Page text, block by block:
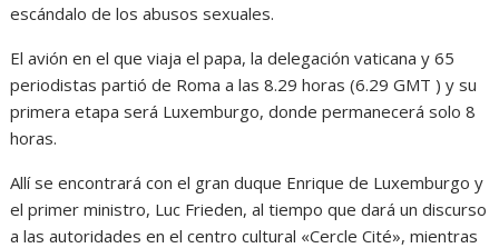
escándalo de los abusos sexuales.
El avión en el que viaja el papa, la delegación vaticana y 65
periodistas partió de Roma a las 8.29 horas (6.29 GMT ) y su
primera etapa será Luxemburgo, donde permanecerá solo 8
horas.
Allí se encontrará con el gran duque Enrique de Luxemburgo y
el primer ministro, Luc Frieden, al tiempo que dará un discurso
a las autoridades en el centro cultural «Cercle Cité», mientras